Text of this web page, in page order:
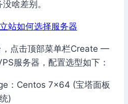
啥差别。
站如何选择服务器
点击顶部菜单栏Create —
服务器，配置选型如下：
：Centos 7×64 (宝塔面板
)